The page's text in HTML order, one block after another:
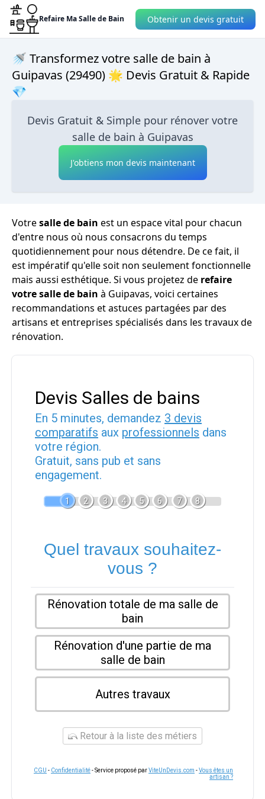
Refaire Ma Salle de Bain Obtenir un devis gratuit
🚿 Transformez votre salle de bain à
Guipavas (29490) 🌟 Devis Gratuit & Rapide
💎
Devis Gratuit & Simple pour rénover votre
salle de bain à Guipavas
J'obtiens mon devis maintenant
Votresalle de bain est un espace vital pour chacun
d'entre nous où nous consacrons du temps
quotidiennement pour nous détendre. De ce fait, il
est impératif qu'elle soit non seulement fonctionnelle
mais aussi esthétique. Si vous projetez de refaire
votre salle de bain à Guipavas, voici certaines
recommandations et astuces partagées par des
artisans et entreprises spécialisés dans les travaux de
rénovation.
Devis Salles de bains
En 5 minutes, demandez 3 devis
comparatifs aux professionnels dans
votre région.
Gratuit, sans pub et sans
engagement.
1 2 3 4 5 6 7 8
Quel travaux souhaitez-
vous ?
Rénovation totale de ma salle de
bain
Rénovation d'une partie de ma
salle de bain
Autres travaux
Retour à la liste des métiers
CGU - Confidentialité- Service proposé parViteUnDevis.com -Vous êtes un
artisan ?